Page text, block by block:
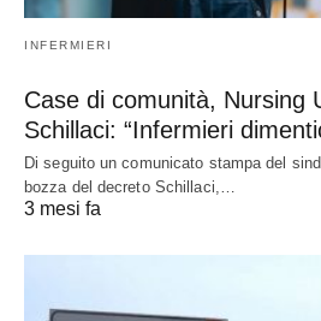
INFERMIERI
Case di comunità, Nursing
Schillaci: “Infermieri
Di seguito un comunicato stampa del
bozza del decreto Schillaci,…
3 mesi fa